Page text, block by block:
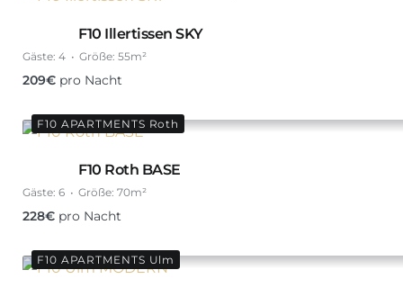
F10 Illertissen SKY
Gäste: 4 Größe: 55m²
209€ pro Nacht
F10 APARTMENTS Roth
F10 Roth BASE
Gäste: 6 Größe: 70m²
228€ pro Nacht
F10 APARTMENTS Ulm